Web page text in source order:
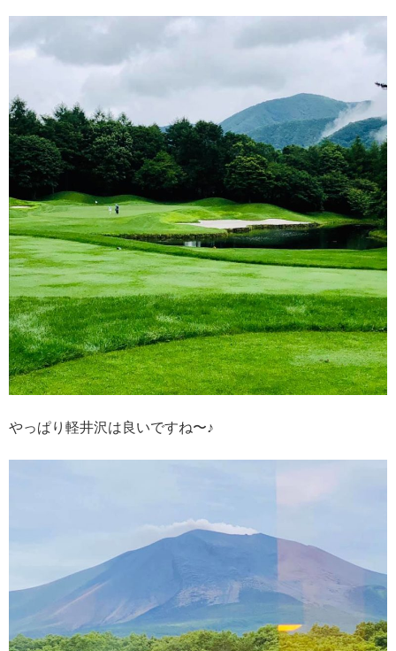
やっぱり軽井沢は良いですね〜♪